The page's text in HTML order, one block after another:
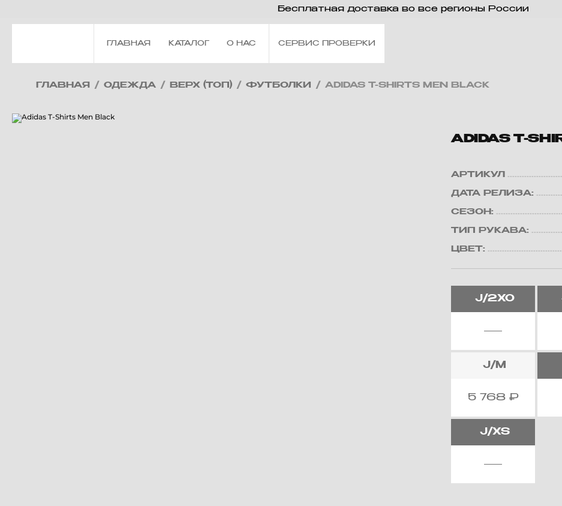
Бесплатная доставка во все регионы России
ГЛАВНАЯ КАТАЛОГ О НАС СЕРВИС ПРОВЕРКИ
ГЛАВНАЯ / ОДЕЖДА / ВЕРХ (ТОП) / ФУТБОЛКИ / ADIDAS T-SHIRTS MEN BLACK
ADIDAS T-
АРТИКУЛ
ДАТА РЕЛИЗА:
СЕЗОН:
ТИП РУКАВА:
ЦВЕТ:
J/2XO
J/M
5 768 ₽
J/XS